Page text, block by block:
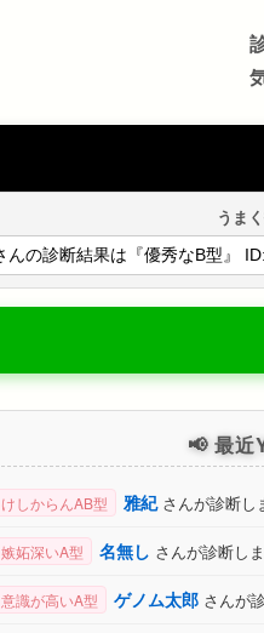
うま
📢 最近
けしからんAB型 雅紀 さんが診断し
嫉妬深いA型 名無し さんが診断し
意識が高いA型 ゲノム太郎 さんが